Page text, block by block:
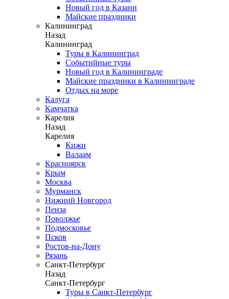
Новый год в Казани
Майские праздники
Калининград
Назад
Калининград
Туры в Калининград
Событийные туры
Новый год в Калининграде
Майские праздники в Калининграде
Отдых на море
Калуга
Камчатка
Карелия
Назад
Карелия
Кижи
Валаам
Красноярск
Крым
Москва
Мурманск
Нижний Новгород
Пенза
Поволжье
Подмосковье
Псков
Ростов-на-Дону
Рязань
Санкт-Петербург
Назад
Санкт-Петербург
Туры в Санкт-Петербург